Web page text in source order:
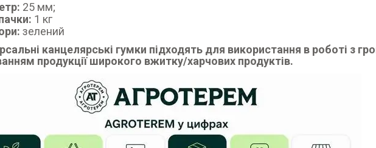
25 мм;
1 кг
зелений
канцелярські гумки підходять для використання в роботі з
продукції широкого вжитку/харчових продуктів.